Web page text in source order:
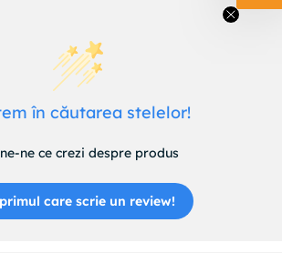
în căutarea stelelor!
ne ce crezi despre produs
care scrie un review!